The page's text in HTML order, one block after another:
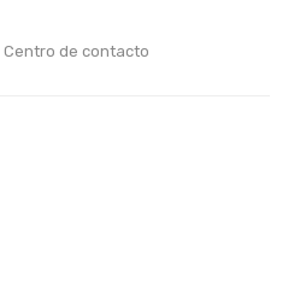
Centro de contacto